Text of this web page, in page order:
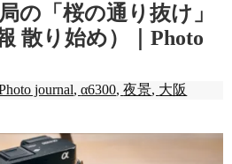
の「桜の通り抜け」
散り始め）｜Photo
journal,α6300,夜景, 大阪